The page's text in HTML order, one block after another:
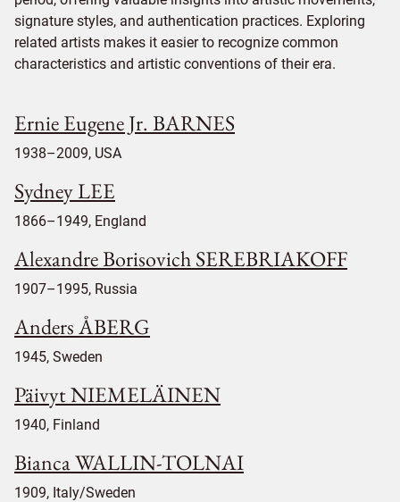
signature styles, and authentication practices. Exploring
related artists makes it easier to recognize common
characteristics and artistic conventions of their era.
Ernie Eugene Jr. BARNES
1938–2009, USA
Sydney LEE
1866–1949, England
Alexandre Borisovich SEREBRIAKOFF
1907–1995, Russia
Anders ÅBERG
1945, Sweden
Päivyt NIEMELÄINEN
1940, Finland
Bianca WALLIN-TOLNAI
1909, Italy/Sweden